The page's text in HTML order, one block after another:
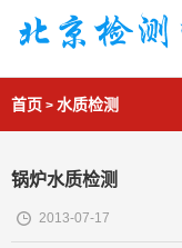
首页 > 水质检测
锅炉水质检测
2013-07-17